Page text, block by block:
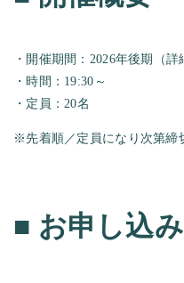
・開催期間：2026年後期（詳
・時間：19:30～
・定員：20名
※先着順／定員になり次第締
■ お申し込み